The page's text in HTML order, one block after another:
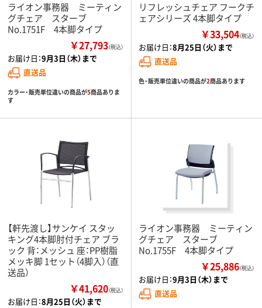
ライオン事務器 ミーティン
グチェア スターブ
No.1751F 4本脚タイプ
￥27,793（税込）
お届け日：9月3日（木）まで
直送品
カラー・販売単位違いの商品が5商品ありま
す
リフレッシュチェア フークチ
ェアシリーズ 4本脚タイプ
￥33,504（税込）
お届け日：8月25日（火）まで
直送品
色・販売単位違いの商品が2商品あります
【軒先渡し】サンケイ スタッ
キング4本脚肘付チェア ブラ
ック 背：メッシュ 座：PP樹脂
メッキ脚 1セット（4脚入）（直
送品）
￥41,620（税込）
お届け日：8月25日（火）まで
ライオン事務器 ミーティン
グチェア スターブ
No.1755F 4本脚タイプ
￥25,886（税込）
お届け日：9月3日（木）まで
直送品